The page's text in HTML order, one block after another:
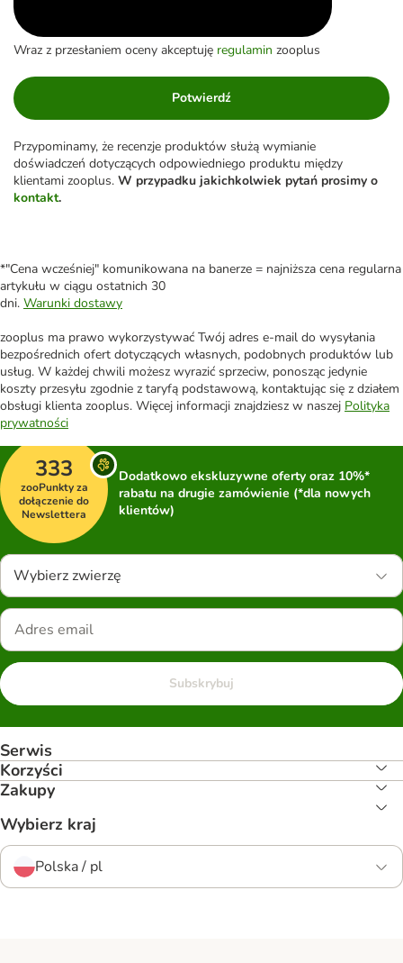
Wraz z przesłaniem oceny akceptuję regulamin zooplus
Potwierdź
Przypominamy, że recenzje produktów służą wymianie
doświadczeń dotyczących odpowiedniego produktu między
klientami zooplus. W przypadku jakichkolwiek pytań prosimy o
kontakt.
*"Cena wcześniej" komunikowana na banerze = najniższa cena regularna
artykułu w ciągu ostatnich 30
dni. Warunki dostawy
zooplus ma prawo wykorzystywać Twój adres e-mail do wysyłania
bezpośrednich ofert dotyczących własnych, podobnych produktów lub
usług. W każdej chwili możesz wyrazić sprzeciw, ponosząc jedynie
koszty przesyłu zgodnie z taryfą podstawową, kontaktując się z działem
obsługi klienta zooplus. Więcej informacji znajdziesz w naszej Polityka
prywatności
333
zooPunkty za
dołączenie do
Newslettera
Dodatkowo ekskluzywne oferty oraz 10%*
rabatu na drugie zamówienie (*dla nowych
klientów)
Wybierz zwierzę
Subskrybuj
Serwis
Korzyści
Zakupy
Wybierz kraj
Polska / pl